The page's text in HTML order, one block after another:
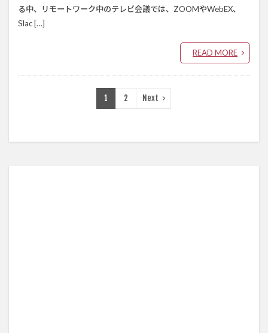
る中、リモートワーク中のテレビ会議では、ZOOMやWebEX、
Slac […]
READ MORE
1 2 Next